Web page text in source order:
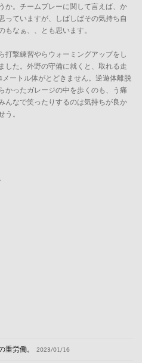
か。チームプレーに関して言えば、か
っていますが、しばしばその気持ち自
なぁ、、とも思います。
打撃練習やらウォーミングアップをし
した。外野の守備に就くと、取れる走
ートル体がとどきません。逆遊体離脱
かったガレージの中を歩くのも、う痛
んなで笑ったりするのは気持ちが良か
。
労働。 2023/01/16